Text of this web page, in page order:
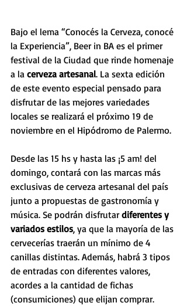
Bajo el lema “Conocés la Cerveza, conocé
la Experiencia”, Beer in BA es el primer
festival de la Ciudad que rinde homenaje
a la cerveza artesanal. La sexta edición
de este evento especial pensado para
disfrutar de las mejores variedades
locales se realizará el próximo 19 de
noviembre en el Hipódromo de Palermo.
Desde las 15 hs y hasta las ¡5 am! del
domingo, contará con las marcas más
exclusivas de cerveza artesanal del país
junto a propuestas de gastronomía y ​
músi​​ca. Se podrán disfrutar diferentes y
variados estilos, ya que la mayoría de las
cervecerías traerán un mínimo de 4
canillas distintas. Además, habrá 3 tipos
de entradas con diferentes valores,
acordes a la cantidad de fichas
(consumiciones) que elijan comprar.